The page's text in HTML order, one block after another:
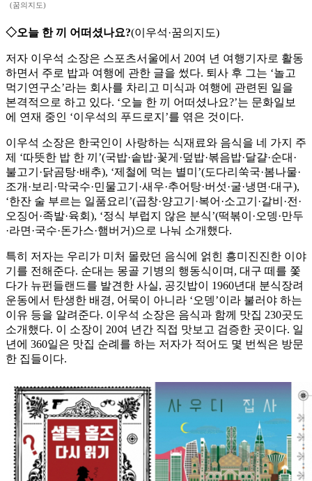
(꿈의지도)
◇오늘 한 끼 어떠셨나요?(이우석·꿈의지도)
저자 이우석 소장은 스포츠서울에서 20여 년 여행기자로 활동
하면서 주로 밥과 여행에 관한 글을 썼다. 퇴사 후 그는 ‘놀고
먹기연구소’라는 회사를 차리고 미식과 여행에 관련된 일을
본격적으로 하고 있다. ‘오늘 한 끼 어떠셨나요?’는 문화일보
에 연재 중인 ‘이우석의 푸드로지’를 엮은 것이다.
이우석 소장은 한국인이 사랑하는 식재료와 음식을 네 가지 주
제 ‘따뜻한 밥 한 끼’(국밥·솥밥·꽃게·덮밥·볶음밥·달걀·순대·
불고기·닭곰탕·배추), ‘제철에 먹는 별미’(도다리쑥국·봄나물·
조개·보리·막국수·민물고기·새우·추어탕·버섯·굴·냉면·대구),
‘한잔 술 부르는 일품요리’(곱창·양고기·복어·소고기·갈비·전·
오징어·족발·육회), ‘정식 부럽지 않은 분식’(떡볶이·오뎅·만두
·라면·국수·돈가스·햄버거)으로 나눠 소개했다.
특히 저자는 우리가 미처 몰랐던 음식에 얽힌 흥미진진한 이야
기를 전해준다. 순대는 몽골 기병의 행동식이며, 대구 떼를 쫓
다가 뉴펀들랜드를 발견한 사실, 공깃밥이 1960년대 분식장려
운동에서 탄생한 배경, 어묵이 아니라 ‘오뎅’이라 불러야 하는
이유 등을 알려준다. 이우석 소장은 음식과 함께 맛집 230곳도
소개했다. 이 소장이 20여 년간 직접 맛보고 검증한 곳이다. 일
년에 360일은 맛집 순례를 하는 저자가 적어도 몇 번씩은 방문
한 집들이다.